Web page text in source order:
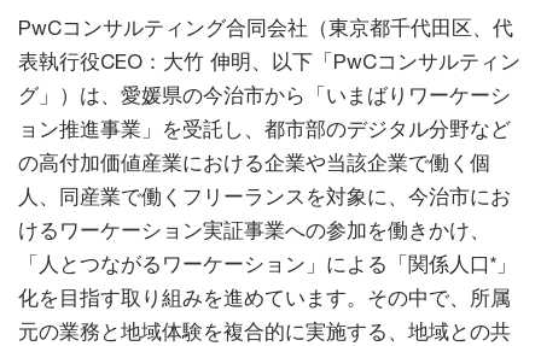
PwCコンサルティング合同会社（東京都千代田区、代
表執行役CEO：大竹 伸明、以下「PwCコンサルティン
グ」）は、愛媛県の今治市から「いまばりワーケーシ
ョン推進事業」を受託し、都市部のデジタル分野など
の高付加価値産業における企業や当該企業で働く個
人、同産業で働くフリーランスを対象に、今治市にお
けるワーケーション実証事業への参加を働きかけ、
「人とつながるワーケーション」による「関係人口*」
化を目指す取り組みを進めています。その中で、所属
元の業務と地域体験を複合的に実施する、地域との共